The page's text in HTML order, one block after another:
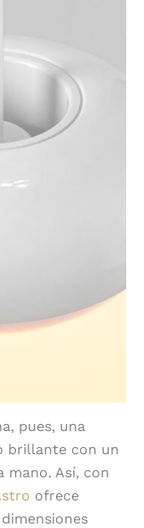
pues, una
brillante con un
mano. Así, con
ofrece